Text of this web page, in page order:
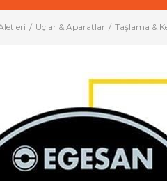
Uçlar & Aparatlar Taşlama &